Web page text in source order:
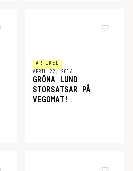
ARTIKEL
APRIL 22, 2016
GRÖNA LUND
STORSATSAR PÅ
VEGOMAT!